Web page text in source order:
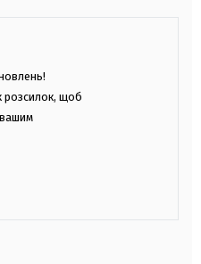
розсилок, щоб